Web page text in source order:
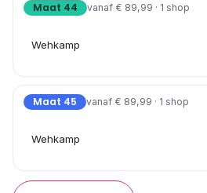
Maat 44 vanaf € 89,99 · 1 shop
Wehkamp
Maat 45 vanaf € 89,99 · 1 shop
Wehkamp